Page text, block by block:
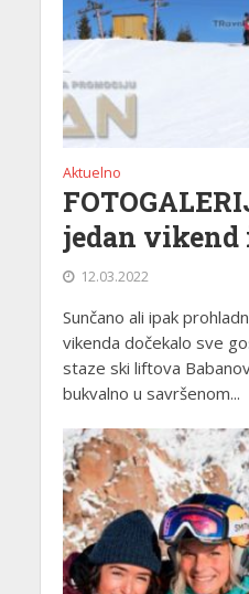
Aktuelno
jedan vikend
12.03.2022
Sunčano ali ipak
vikenda dočekalo sve
staze ski liftova
bukvalno u savršenom...